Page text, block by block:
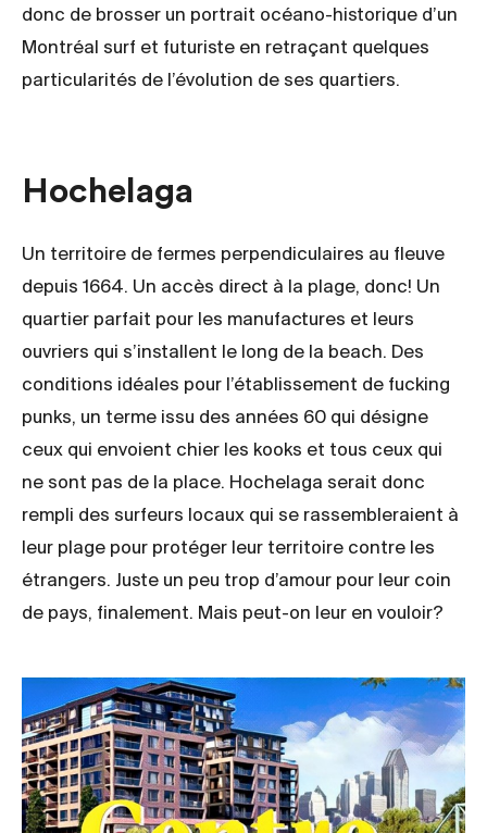
donc de brosser un portrait océano-historique d’un
Montréal surf et futuriste en retraçant quelques
particularités de l’évolution de ses quartiers.
Hochelaga
Un territoire de fermes perpendiculaires au fleuve
depuis 1664. Un accès direct à la plage, donc! Un
quartier parfait pour les manufactures et leurs
ouvriers qui s’installent le long de la beach. Des
conditions idéales pour l’établissement de fucking
punks, un terme issu des années 60 qui désigne
ceux qui envoient chier les kooks et tous ceux qui
ne sont pas de la place. Hochelaga serait donc
rempli des surfeurs locaux qui se rassembleraient à
leur plage pour protéger leur territoire contre les
étrangers. Juste un peu trop d’amour pour leur coin
de pays, finalement. Mais peut-on leur en vouloir?